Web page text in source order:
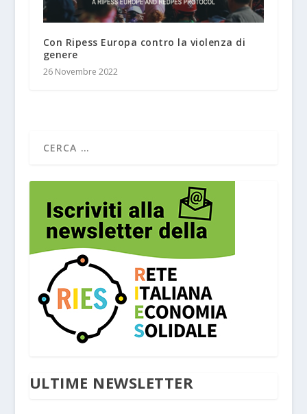
Con Ripess Europa contro la violenza di
genere
26 Novembre 2022
ULTIME NEWSLETTER